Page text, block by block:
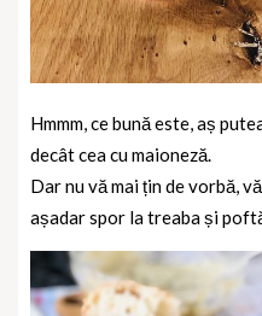
Hmmm, ce bună este, aș
decât cea cu maioneză.
Dar nu vă mai țin de vorbă,
așadar spor la treaba și